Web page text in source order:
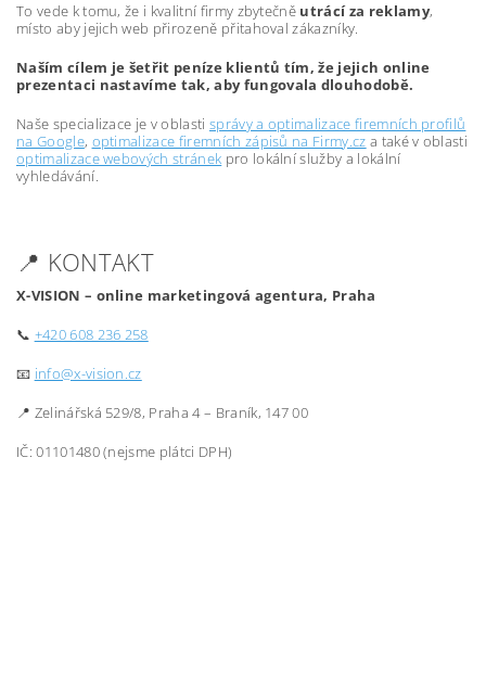
To vede k tomu, že i kvalitní firmy zbytečně utrácí za reklamy,
místo aby jejich web přirozeně přitahoval zákazníky.
Naším cílem je šetřit peníze klientů tím, že jejich online
prezentaci nastavíme tak, aby fungovala dlouhodobě.
Naše specializace je v oblasti správy a optimalizace firemních profilů
na Google, optimalizace firemních zápisů na Firmy.cz a také v oblasti
optimalizace webových stránek pro lokální služby a lokální
vyhledávání.
📍 KONTAKT
X-VISION – online marketingová agentura, Praha
📞 +420 608 236 258
📧 info@x-vision.cz
📍 Zelinářská 529/8, Praha 4 – Braník, 147 00
IČ: 01101480 (nejsme plátci DPH)